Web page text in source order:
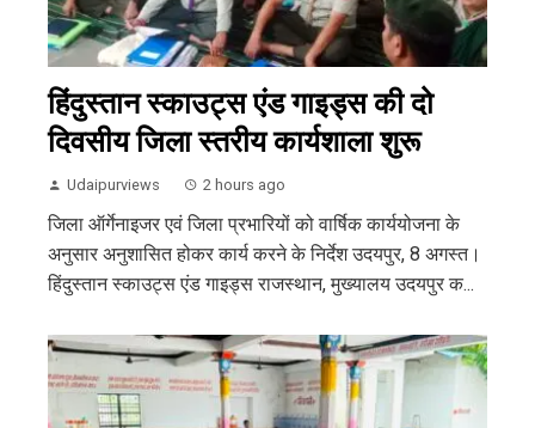
हिंदुस्तान स्काउट्स एंड गाइड्स की दो
दिवसीय जिला स्तरीय कार्यशाला शुरू
Udaipurviews 2 hours ago
जिला ऑर्गेनाइजर एवं जिला प्रभारियों को वार्षिक कार्ययोजना के
अनुसार अनुशासित होकर कार्य करने के निर्देश उदयपुर, 8 अगस्त।
हिंदुस्तान स्काउट्स एंड गाइड्स राजस्थान, मुख्यालय उदयपुर क...